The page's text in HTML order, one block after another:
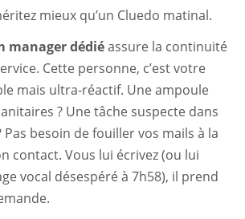
mieux qu’un Cluedo matinal.
manager dédiéassure la continuité
Cette personne, c’est votre
mais ultra-réactif. Une ampoule
? Une tâche suspecte dans
Pas besoin de fouiller vos mails à la
contact. Vous lui écrivez (ou lui
vocal désespéré à 7h58), il prend